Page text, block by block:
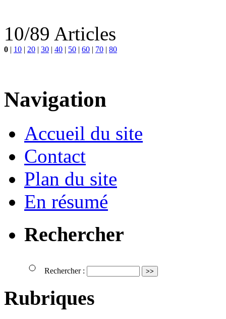
10/89 Articles
0 | 10 | 20 | 30 | 40 | 50 | 60 | 70 | 80
Navigation
Accueil du site
Contact
Plan du site
En résumé
Rechercher
Rechercher :
Rubriques